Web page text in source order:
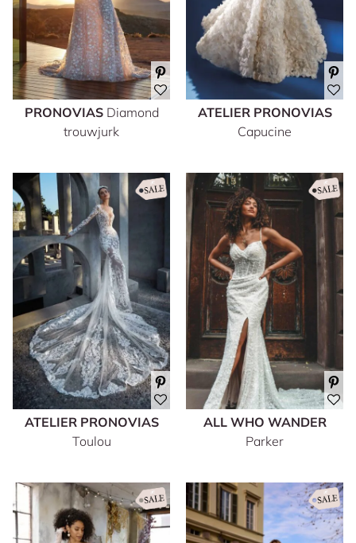
PRONOVIAS Diamond
trouwjurk
ATELIER PRONOVIAS
Capucine
ATELIER PRONOVIAS
Toulou
ALL WHO WANDER
Parker